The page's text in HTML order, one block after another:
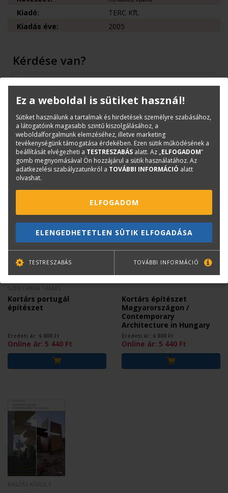
Kiadó:
TERC Kft.
Kiadás éve:
2005
Kérdése van?
Bernáth Klára
Könyvesboltvezető
+36 70 670 5194
Mások ezt is megvásárolták...
SZENTIRMAI TAMÁS
Kortárs portugál
építészet
Eredeti ár: 6 800 Ft
Online ár: 5 440 Ft
Kortárs építészet
Magyarországon /
Contemporary
Architecture in Hungary
Eredeti ár: 6 800 Ft
Online ár: 5 440 Ft
Ez a weboldal is sütiket használ!
Sütiket használunk a tartalmak és hirdetések személyre szabásához,
a látogatóink magasabb szintű kiszolgálásához, a
weboldalforgalmunk elemzéséhez, illetve marketing
tevékenységünk támogatása érdekében. Ezen sütik működésének a
beállítását elvégezheti a TESTRESZABÁS alatt. Az „ELFOGADOM”
gomb megnyomásával Ön hozzájárul a sütik használatához. Az
adatkezelési szabályzatunkról a TOVÁBBI INFORMÁCIÓ alatt
olvashat.
ELFOGADOM
ELENGEDHETETLEN SÜTIK ELFOGADÁSA
TESTRESZABÁS TOVÁBBI INFORMÁCIÓ